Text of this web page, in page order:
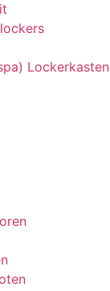
Lockerkasten